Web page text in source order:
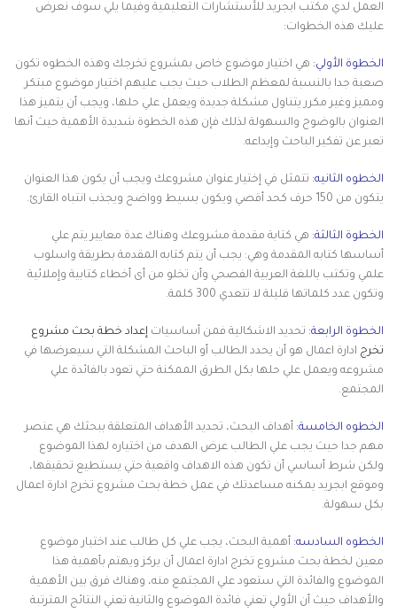
العمل لدي مكتب ابجريد للأستشارات التعليمية وفيما يلي سوف نعرض
عليك هذه الخطوات:
الخطوة الأولي: هي اختيار موضوع خاص بمشروع تخرجك وهذه الخطوه تكون
صعبة جدا بالنسبة لمعظم الطلاب حيث يجب عليهم اختيار موضوع مبتكر
ومميز وغير مكرر يتناول مشكلة جديدة ويعمل علي حلها، ويجب أن يتميز هذا
العنوان بالوضوح والسهولة لذلك فإن هذه الخطوة شديدة الأهمية حيث أنها
تعبر عن تفكير الباحث وإبداعه.
الخطوه الثانيه: تتمثل في إختيار عنوان مشروعك ويجب أن يكون هذا العنوان
يتكون من 150 حرف كحد أقصي ويكون بسيط وواضح ويجذب انتباه القارئ.
الخطوة الثالثة: هي كتابة مقدمة مشروعك وهناك عدة معايير يتم علي
أساسها كتابه المقدمة وهي: يجب أن يتم كتابه المقدمة بطريقة واسلوب
علمي وتكتب باللغة العربية الفصحي وأن تخلو من أى أخطاء كتابية وإملائية
وتكون عدد كلماتها قليلة لا تتعدي 300 كلمة.
الخطوة الرابعة: تحديد الاشكالية فمن أساسيات إعداد خطة بحث مشروع
تخرج ادارة اعمال هو أن يحدد الطالب أو الباحث المشكلة التي سيعرضها في
مشروعه ويعمل علي حلها بكل الطرق الممكنة حتي تعود بالفائدة علي
المجتمع.
الخطوه الخامسة: أهداف البحث، تحديد الأهداف المتعلقة ببحثك هي عنصر
مهم جدا حيث يجب علي الطالب عرض الهدف من اختياره لهذا الموضوع
ولكن شرط أساسي أن تكون هذه الاهداف واقعية حتي يستطيع تحقيقها،
وموقع ابجريد يمكنه مساعدتك في عمل خطة بحث مشروع تخرج ادارة اعمال
بكل سهولة.
الخطوه السادسه: أهمية البحث، يجب علي كل طالب عند اختيار موضوع
معين لخطة بحث مشروع تخرج ادارة اعمال أن يركز ويهتم بأهمية هذا
الموضوع والفائدة التي ستعود علي المجتمع منه، وهناك فرق بين الأهمية
والأهداف حيث أن الأولي تعني فائدة الموضوع والثانية تعني النتائج المترتبة